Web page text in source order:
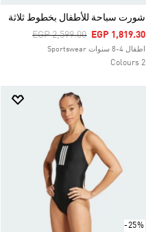
شورت سباحة للأطفال بخطوط ثلاثة
Price Reduced From
EGP 2,599.00ToEGP 1,819.30
اطفال 4-8 سنوات Sportswear
2 Colours
-25%